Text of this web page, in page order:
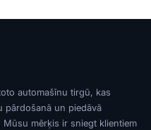
automašīnu tirgū, kas
pārdošanā un piedāvā
mērķis ir sniegt klientiem